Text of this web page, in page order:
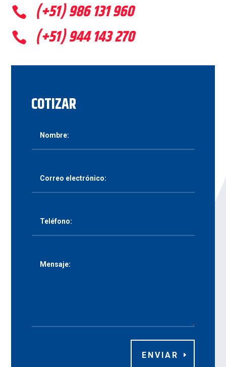
 (+51) 986 131 960
 (+51) 944 143 270
COTIZAR
ENVIAR